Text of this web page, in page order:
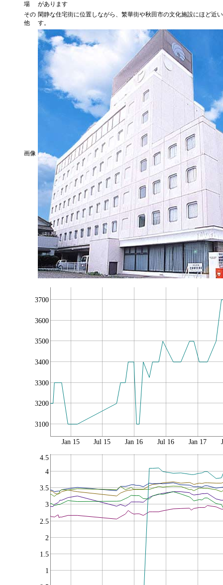
場
があります
その
他
閑静な住宅街に位置しながら、繁華街や秋田市の文化施設にほど近
す。
画像
3100
3200
3300
3400
3500
3600
3700
Jan 15 Jul 15 Jan 16 Jul 16 Jan 17
1
1.5
2
2.5
3
3.5
4
4.5